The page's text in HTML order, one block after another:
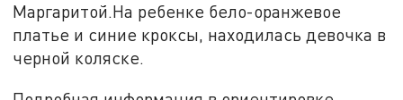
Маргаритой.На ребенке бело-оранжевое
платье и синие кроксы, находилась девочка в
черной коляске.